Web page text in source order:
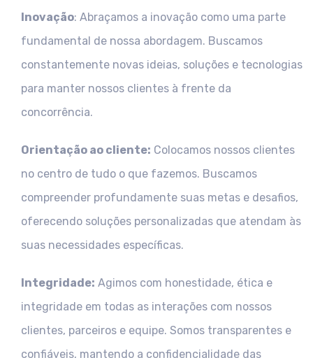
Inovação: Abraçamos a inovação como uma parte
fundamental de nossa abordagem. Buscamos
constantemente novas ideias, soluções e tecnologias
para manter nossos clientes à frente da
concorrência.
Orientação ao cliente: Colocamos nossos clientes
no centro de tudo o que fazemos. Buscamos
compreender profundamente suas metas e desafios,
oferecendo soluções personalizadas que atendam às
suas necessidades específicas.
Integridade: Agimos com honestidade, ética e
integridade em todas as interações com nossos
clientes, parceiros e equipe. Somos transparentes e
confiáveis, mantendo a confidencialidade das